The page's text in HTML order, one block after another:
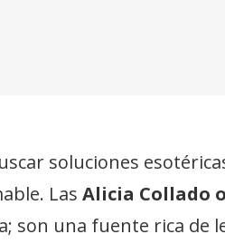
soluciones
Las Alicia Collado
son una fuente rica de